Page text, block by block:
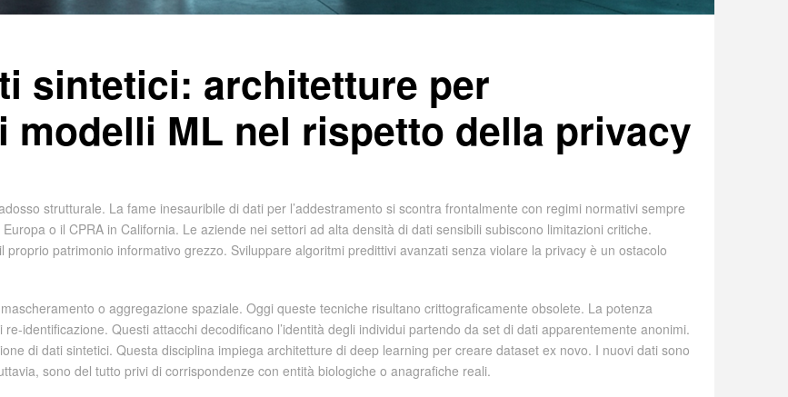
sintetici: architetture per
modelli ML nel rispetto della privacy
strutturale. La fame inesauribile di dati per l’addestramento si scontra frontalmente con regimi normativi sempre
o il CPRA in California. Le aziende nei settori ad alta densità di dati sensibili subiscono limitazioni critiche.
patrimonio informativo grezzo. Sviluppare algoritmi predittivi avanzati senza violare la privacy è un ostacolo
o aggregazione spaziale. Oggi queste tecniche risultano crittograficamente obsolete. La potenza
identificazione. Questi attacchi decodificano l’identità degli individui partendo da set di dati apparentemente anonimi.
di dati sintetici. Questa disciplina impiega architetture di deep learning per creare dataset ex novo. I nuovi dati sono
sono del tutto privi di corrispondenze con entità biologiche o anagrafiche reali.